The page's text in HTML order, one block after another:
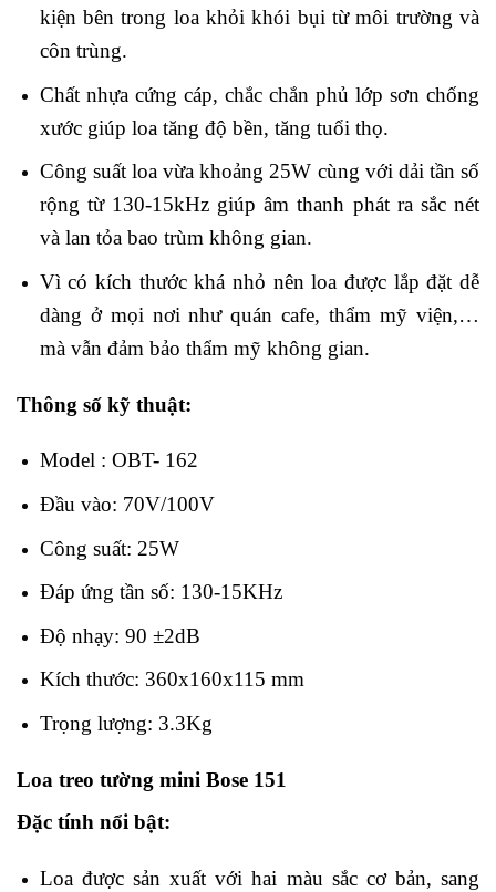
kiện bên trong loa khỏi khói bụi từ môi trường và
côn trùng.
Chất nhựa cứng cáp, chắc chắn phủ lớp sơn chống
xước giúp loa tăng độ bền, tăng tuổi thọ.
Công suất loa vừa khoảng 25W cùng với dải tần số
rộng từ 130-15kHz giúp âm thanh phát ra sắc nét
và lan tỏa bao trùm không gian.
Vì có kích thước khá nhỏ nên loa được lắp đặt dễ
dàng ở mọi nơi như quán cafe, thẩm mỹ viện,…
mà vẫn đảm bảo thẩm mỹ không gian.
Thông số kỹ thuật:
Model : OBT- 162
Đầu vào: 70V/100V
Công suất: 25W
Đáp ứng tần số: 130-15KHz
Độ nhạy: 90 ±2dB
Kích thước: 360x160x115 mm
Trọng lượng: 3.3Kg
Loa treo tường mini Bose 151
Đặc tính nổi bật:
Loa được sản xuất với hai màu sắc cơ bản, sang